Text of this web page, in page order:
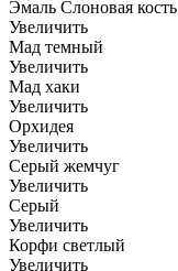
Эмаль Слоновая кость
Увеличить
Мад темный
Увеличить
Мад хаки
Увеличить
Орхидея
Увеличить
Серый жемчуг
Увеличить
Серый
Увеличить
Корфи светлый
Увеличить